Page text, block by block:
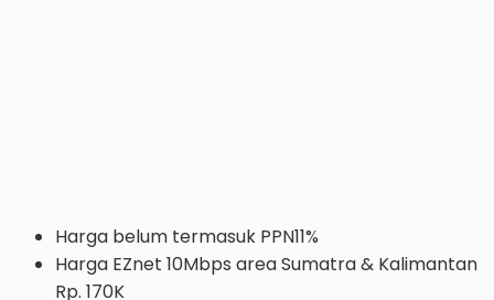
Harga belum termasuk PPN11%
Harga EZnet 10Mbps area Sumatra & Kalimantan
Rp. 170K